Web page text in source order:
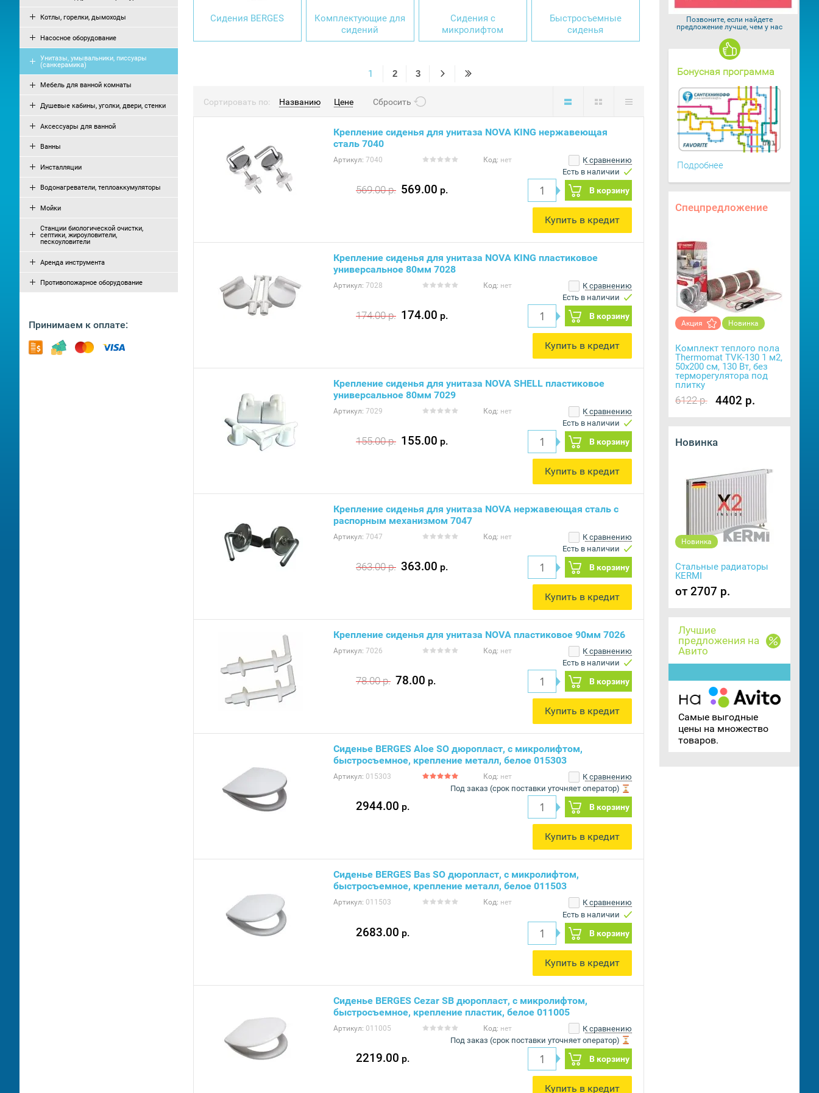
Котлы, горелки, дымоходы
Насосное оборудование
Унитазы, умывальники, писсуары
(санкерамика)
Мебель для ванной комнаты
Душевые кабины, уголки, двери, стенки
Аксессуары для ванной
Ванны
Инсталляции
Водонагреватели, теплоаккумуляторы
Мойки
Станции биологической очистки,
септики, жироуловители,
пескоуловители
Аренда инструмента
Противопожарное оборудование
Принимаем к оплате:
Позвоните, если найдете
предложение лучше, чем у нас
Бонусная программа
Подробнее
Спецпредложение
Акция Новинка
Комплект теплого пола
Thermomat TVK-130 1 м2,
50х200 см, 130 Вт, без
терморегулятора под
плитку
6122 р. 4402 р.
Новинка
Новинка
Стальные радиаторы
KERMI
от 2707 р.
Лучшие
предложения на
Авито
Самые выгодные
цены на множество
товаров.
Сидения BERGES
Комплектующие для
сидений
Сидения с
микролифтом
Быстросъемные
сиденья
1 2 3
Сортировать по: Названию Цене Сбросить
Крепление сиденья для унитаза NOVA KING нержавеющая
сталь 7040
Артикул: 7040 Код: нет
К сравнению
Есть в наличии
569.00р. 569.00 р. В корзину
Купить в кредит
Крепление сиденья для унитаза NOVA KING пластиковое
универсальное 80мм 7028
Артикул: 7028 Код: нет
К сравнению
Есть в наличии
174.00р. 174.00 р. В корзину
Купить в кредит
Крепление сиденья для унитаза NOVA SHELL пластиковое
универсальное 80мм 7029
Артикул: 7029 Код: нет
К сравнению
Есть в наличии
155.00р. 155.00 р. В корзину
Купить в кредит
Крепление сиденья для унитаза NOVA нержавеющая сталь с
распорным механизмом 7047
Артикул: 7047 Код: нет
К сравнению
Есть в наличии
363.00р. 363.00 р. В корзину
Купить в кредит
Крепление сиденья для унитаза NOVA пластиковое 90мм 7026
Артикул: 7026 Код: нет
К сравнению
Есть в наличии
78.00р. 78.00 р. В корзину
Купить в кредит
Сиденье BERGES Aloe SO дюропласт, с микролифтом,
быстросъемное, крепление металл, белое 015303
Артикул: 015303 Код: нет
К сравнению
Под заказ (срок поставки уточняет оператор)
2944.00 р. В корзину
Купить в кредит
Сиденье BERGES Bas SO дюропласт, с микролифтом,
быстросъемное, крепление металл, белое 011503
Артикул: 011503 Код: нет
К сравнению
Есть в наличии
2683.00 р. В корзину
Купить в кредит
Сиденье BERGES Cezar SB дюропласт, с микролифтом,
быстросъемное, крепление пластик, белое 011005
Артикул: 011005 Код: нет
К сравнению
Под заказ (срок поставки уточняет оператор)
2219.00 р. В корзину
Купить в кредит